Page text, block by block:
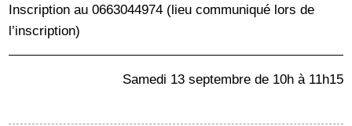
Inscription au 0663044974 (lieu communiqué lors de
l’inscription)
Samedi 13 septembre de 10h à 11h15